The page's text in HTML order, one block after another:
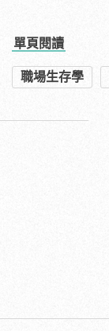
單頁閱讀
職場生存學